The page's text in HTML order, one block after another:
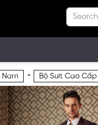
Nam » Bộ Suit Cao Cấp